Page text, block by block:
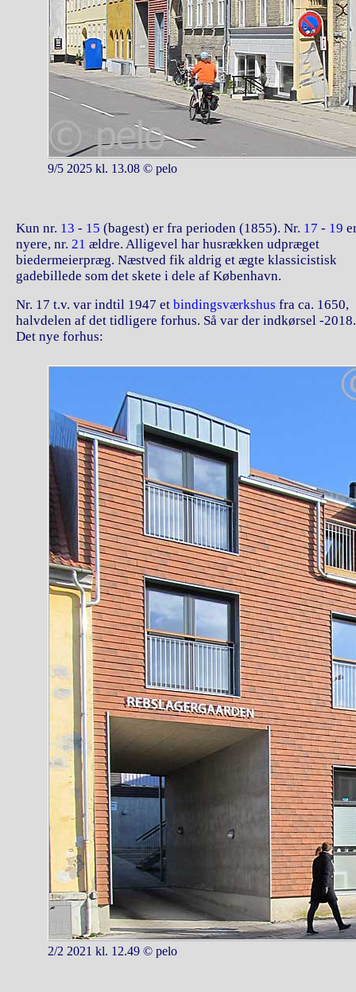
9/5 2025 kl. 13.08 © pelo
Kun nr. 13 - 15 (bagest) er fra perioden (1855). Nr. 17 - 19
nyere, nr. 21 ældre. Alligevel har husrækken udpræget
biedermeierpræg. Næstved fik aldrig et ægte klassicistisk
gadebillede som det skete i dele af København.
Nr. 17 t.v. var indtil 1947 et bindingsværkshus fra ca. 1650,
halvdelen af det tidligere forhus. Så var der indkørsel -2018.
Det nye forhus:
2/2 2021 kl. 12.49 © pelo